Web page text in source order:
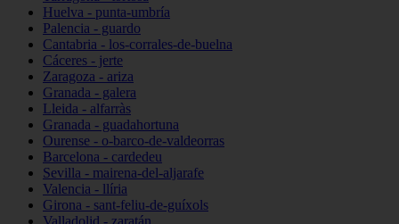
Huelva - punta-umbría
Palencia - guardo
Cantabria - los-corrales-de-buelna
Cáceres - jerte
Zaragoza - ariza
Granada - galera
Lleida - alfarràs
Granada - guadahortuna
Ourense - o-barco-de-valdeorras
Barcelona - cardedeu
Sevilla - mairena-del-aljarafe
Valencia - llíria
Girona - sant-feliu-de-guíxols
Valladolid - zaratán